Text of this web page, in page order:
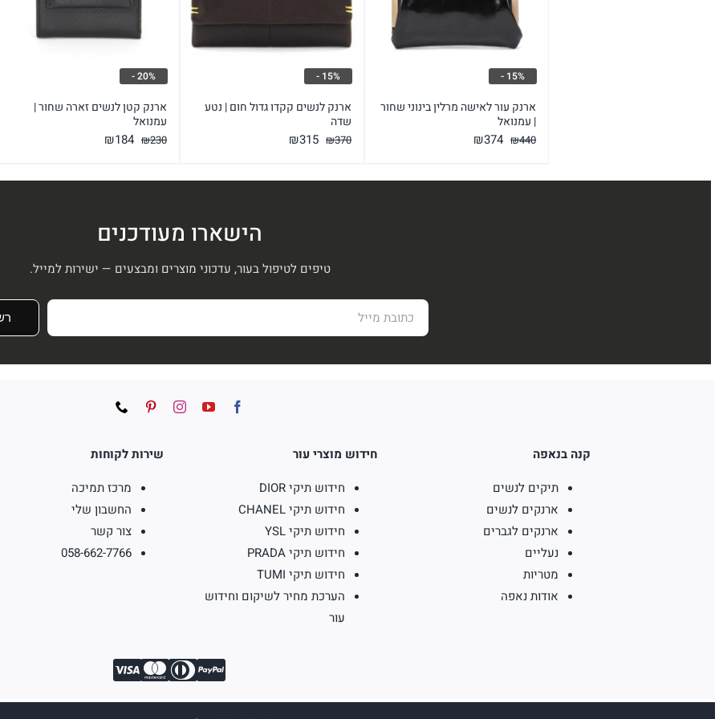
ארנק עור לאישה מרלין בינוני שחור
| עמנואל
₪440
המחיר
היה:
₪374 המחיר
הוא:
15% -
ארנק לנשים קקדו גדול חום | נטע
שדה
₪370
המחיר
היה:
₪315 המחיר
הוא:
15% -
ארנק קטן לנשים זארה שחור |
עמנואל
₪230
המחיר
היה:
₪184 המחיר
הוא:
20% -
הישארו מעודכנים
טיפים לטיפול בעור, עדכוני מוצרים ומבצעים — ישירות למייל.
קנה בנאפה
תיקים לנשים
ארנקים לנשים
ארנקים לגברים
נעליים
מטריות
אודות נאפה
חידוש מוצרי עור
חידוש תיקי DIOR
חידוש תיקי CHANEL
חידוש תיקי YSL
חידוש תיקי PRADA
חידוש תיקי TUMI
הערכת מחיר לשיקום וחידוש
עור
שירות לקוחות
מרכז תמיכה
החשבון שלי
צור קשר
058-662-7766